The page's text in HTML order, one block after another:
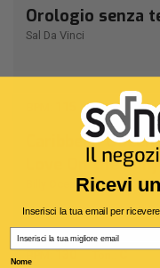
Orologio senza
Sal Da Vinci
Ton.:D -
Caribbean
Love On the Run)
Billy Ocean
130 C
Ricevi
Inserisci la tua email per
Nome